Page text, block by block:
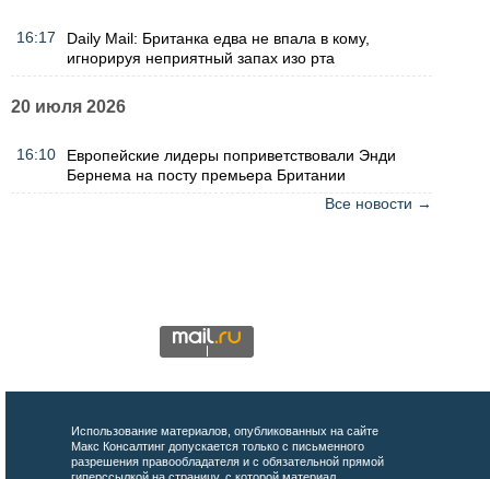
16:17
Daily Mail: Британка едва не впала в кому,
игнорируя неприятный запах изо рта
20 июля 2026
16:10
Европейские лидеры поприветствовали Энди
Бернема на посту премьера Британии
Все новости →
Использование материалов, опубликованных на сайте
Макс Консалтинг допускается только с письменного
разрешения правообладателя и с обязательной прямой
гиперссылкой на страницу, с которой материал